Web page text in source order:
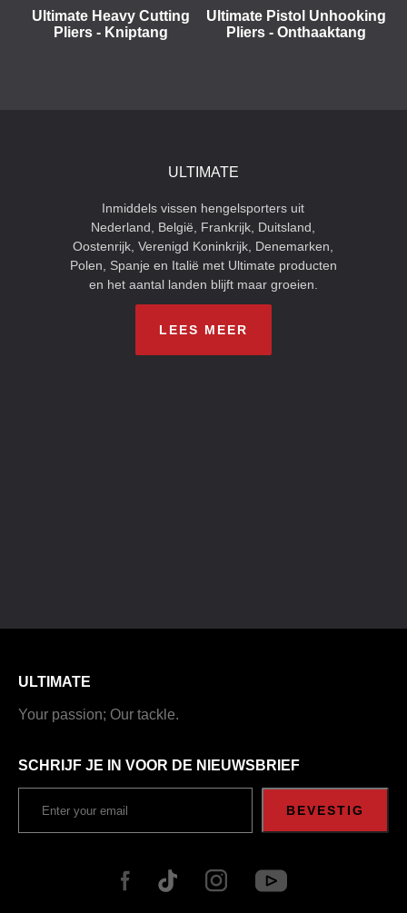
Ultimate Heavy Cutting
Pliers - Kniptang
Ultimate Pistol Unhooking
Pliers - Onthaaktang
ULTIMATE
Inmiddels vissen hengelsporters uit
Nederland, België, Frankrijk, Duitsland,
Oostenrijk, Verenigd Koninkrijk, Denemarken,
Polen, Spanje en Italië met Ultimate producten
en het aantal landen blijft maar groeien.
LEES MEER
ULTIMATE
Your passion; Our tackle.
SCHRIJF JE IN VOOR DE NIEUWSBRIEF
BEVESTIG